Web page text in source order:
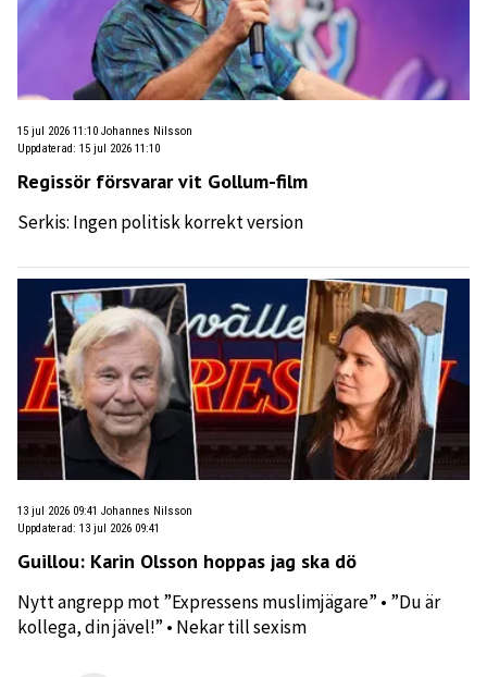
15 jul 2026 11:10 Johannes Nilsson
Uppdaterad: 15 jul 2026 11:10
Regissör försvarar vit Gollum-film
Serkis: Ingen politisk korrekt version
13 jul 2026 09:41 Johannes Nilsson
Uppdaterad: 13 jul 2026 09:41
Guillou: Karin Olsson hoppas jag ska dö
Nytt angrepp mot ”Expressens muslimjägare” • ”Du är
kollega, din jävel!” • Nekar till sexism